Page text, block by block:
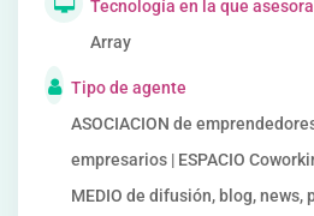
Tecnología en la que asesora
Array
Tipo de agente
ASOCIACION de
empresarios | ESPACIO
MEDIO de difusión, blog, news,